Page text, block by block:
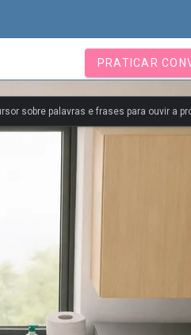
PRATICAR
sobre palavras e frases para ouvir a